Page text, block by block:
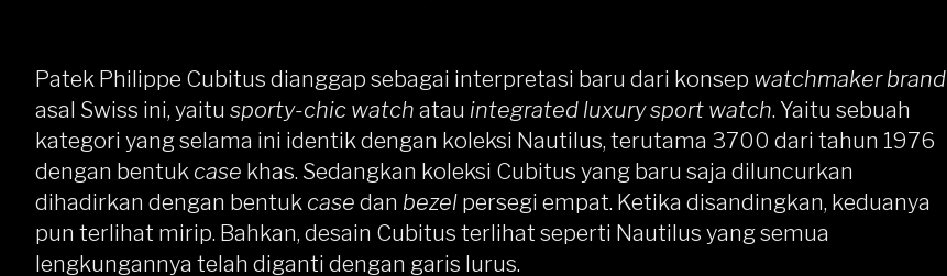
Patek Philippe Cubitus dianggap sebagai interpretasi baru dari konsep watchmaker brand
asal Swiss ini, yaitu sporty-chic watch atau integrated luxury sport watch. Yaitu sebuah
kategori yang selama ini identik dengan koleksi Nautilus, terutama 3700 dari tahun 1976
dengan bentuk case khas. Sedangkan koleksi Cubitus yang baru saja diluncurkan
dihadirkan dengan bentuk case dan bezel persegi empat. Ketika disandingkan, keduanya
pun terlihat mirip. Bahkan, desain Cubitus terlihat seperti Nautilus yang semua
lengkungannya telah diganti dengan garis lurus.